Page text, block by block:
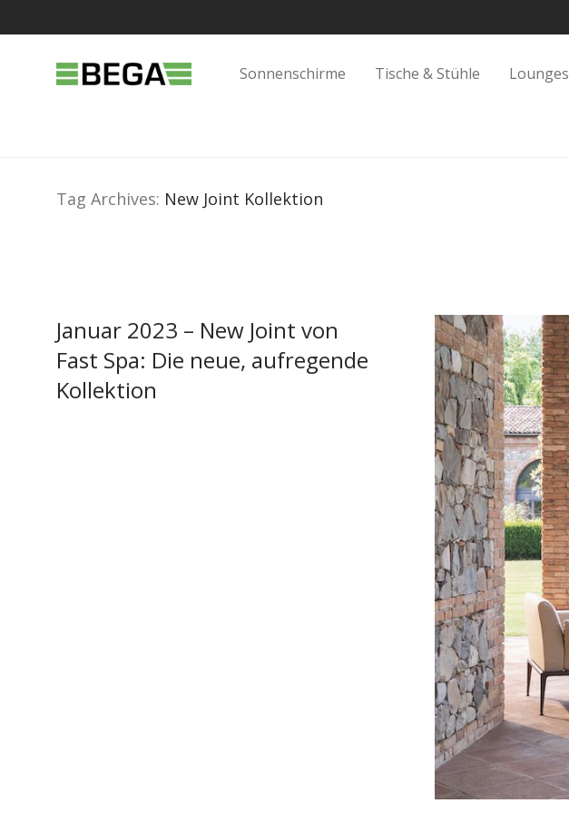
Sonnenschirme Tische & Stühle Lounges
Tag Archives: New Joint Kollektion
Januar 2023 – New Joint von
Fast Spa: Die neue, aufregende
Kollektion